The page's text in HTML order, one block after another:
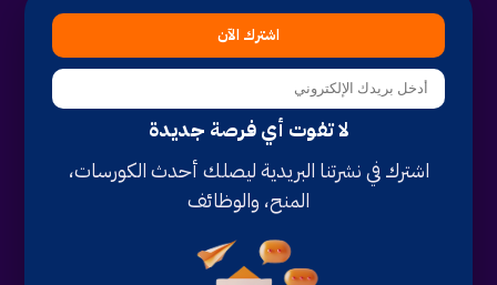
اشترك الآن
لا تفوت أي فرصة جديدة
اشترك في نشرتنا البريدية ليصلك أحدث الكورسات،
المنح، والوظائف